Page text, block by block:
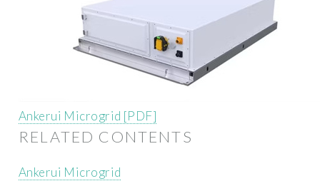
Ankerui Microgrid [PDF]
RELATED CONTENTS
Ankerui Microgrid